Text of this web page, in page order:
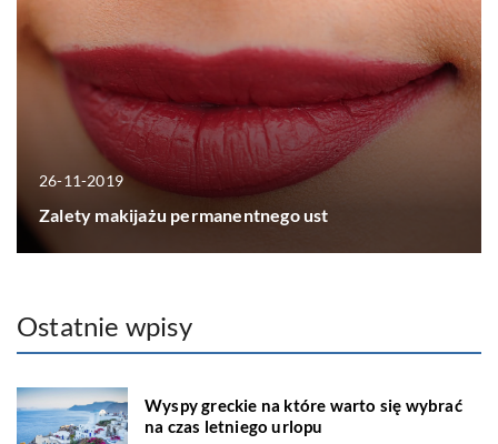
26-11-2019
Zalety makijażu permanentnego ust
Ostatnie wpisy
Wyspy greckie na które warto się wybrać
na czas letniego urlopu